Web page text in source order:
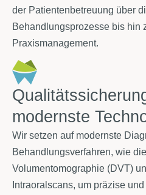
der Patientenbetreuung über
Behandlungsprozesse bis hin
Praxismanagement.
modernste
Wir setzen auf modernste
Behandlungsverfahren, wie
Volumentomographie (DVT)
Intraoralscans, um präzise